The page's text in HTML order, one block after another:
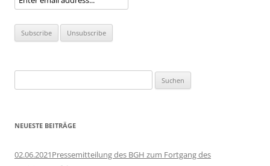
nach:
NEUESTE BEITRÄGE
02.06.2021Pressemitteilung des BGH zum Fortgang des